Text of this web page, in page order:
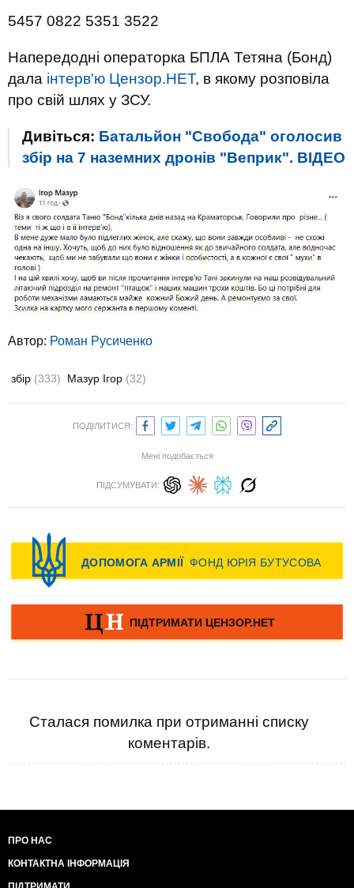
5457 0822 5351 3522
Напередодні операторка БПЛА Тетяна (Бонд)
дала інтерв'ю Цензор.НЕТ, в якому розповіла
про свій шлях у ЗСУ.
Дивіться: Батальйон "Свобода" оголосив
збір на 7 наземних дронів "Веприк". ВIДЕО
Автор: Роман Русиченко
збір (333) Мазур Ігор (32)
ПОДІЛИТИСЯ:
Мені подобається
ПІДСУМУВАТИ:
Сталася помилка при отриманні списку
коментарів.
ПРО НАС
КОНТАКТНА ІНФОРМАЦІЯ